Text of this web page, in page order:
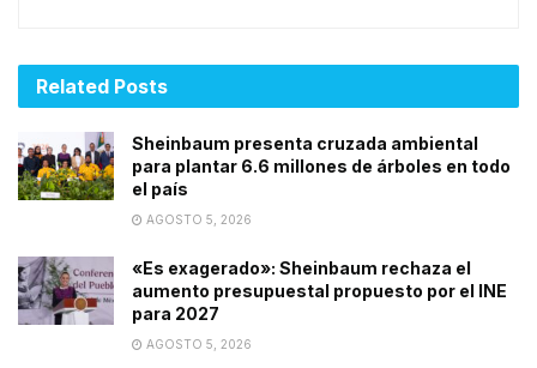
Related Posts
Sheinbaum presenta cruzada ambiental
para plantar 6.6 millones de árboles en todo
el país
AGOSTO 5, 2026
«Es exagerado»: Sheinbaum rechaza el
aumento presupuestal propuesto por el INE
para 2027
AGOSTO 5, 2026